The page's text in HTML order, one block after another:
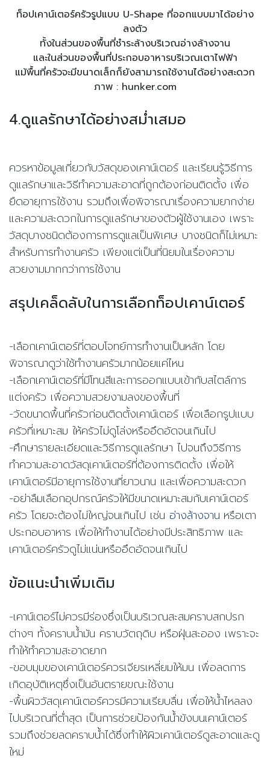
ท็อปเคาน์เตอร์ครัวรูปแบบ U-Shape ที่ออกแบบมาได้อย่าง
ลงตัว
ทั้งในส่วนของพื้นที่ชำระล้างบริเวณอ่างล้างจาน
และในส่วนของพื้นที่ประกอบอาหารบริเวณเตาไฟฟ้า
แม้พื้นที่ครัวจะมีขนาดเล็กก็ยังสามารถใช้งานได้อย่างสะดวก
ภาพ : hunker.com
4.ดูแลรักษาได้อย่างสม่ำเสมอ
ควรหาข้อมูลเกี่ยวกับวัสดุของเคาน์เตอร์ และเรียนรู้วิธีการ
ดูแลรักษาและวิธีทำความสะอาดที่ถูกต้องก่อนติดตั้ง เพื่อ
ยืดอายุการใช้งาน รวมถึงเพื่อพิจารณาเรื่องความยากง่าย
และความสะดวกในการดูแลรักษาของตัวผู้ใช้งานเอง เพราะ
วัสดุบางชนิดต้องการการดูแลเป็นพิเศษ บางชนิดก็ไม่เหมาะ
สำหรับการทำงานครัว เพียงแต่เป็นที่นิยมในเรื่องความ
สวยงามมากกว่าการใช้งาน
สรุปเคล็ดลับในการเลือกท็อปเคาน์เตอร์
-เลือกเคาน์เตอร์ที่ตอบโจทย์การทำงานเป็นหลัก โดย
พิจารณาดูว่าใช้ทำงานครัวมากน้อยแค่ไหน
-เลือกเคาน์เตอร์ที่มีโทนสีและการออกแบบเข้ากับสไตล์การ
แต่งครัว เพื่อความสวยงามลงของพื้นที่
-วัดขนาดพื้นที่ครัวก่อนติดตั้งเคาน์เตอร์ เพื่อเลือกรูปแบบ
ครัวที่เหมาะสม ให้ครัวไม่ดูโล่งหรืออึดอัดจนเกินไป
-ศึกษารายละเอียดและวิธีการดูแลรักษา ไปจนถึงวิธีการ
ทำความสะอาดวัสดุเคาน์เตอร์ที่ต้องการติดตั้ง เพื่อให้
เคาน์เตอร์มีอายุการใช้งานที่ยาวนาน และเพื่อความสะดวก
-อย่าลืมเลือกอุปกรณ์ครัวให้มีขนาดเหมาะสมกับเคาน์เตอร์
ครัว โดยจะต้องไม่ใหญ่จนเกินไป เช่น อ่างล้างจาน หรือเตา
ประกอบอาหาร เพื่อให้ทำงานได้อย่างมีประสิทธิภาพ และ
เคาน์เตอร์ครัวดูไม่แน่นหรืออึดอัดจนเกินไป
ข้อแนะนำเพิ่มเติม
-เคาน์เตอร์ไม่ควรมีร่องซึ่งเป็นบริเวณสะสมคราบสกปรก
ต่างๆ ทั้งคราบน้ำมัน คราบวัตถุดิบ หรือฝุ่นสะออง เพราะจะ
ทำให้ทำความสะอาดยาก
-ขอบมุมของเคาน์เตอร์ควรเจียรเหลี่ยมให้มน เพื่อลดการ
เกิดอุบัติเหตุซึ่งเป็นอันตรายขณะใช้งาน
-พื้นผิววัสดุเคาน์เตอร์ควรมีความเรียบลื่น เพื่อให้น้ำไหลลง
ไปบริเวณที่ต่ำสุด เป็นการช่วยป้องกันน้ำขังบนเคาน์เตอร์
รวมถึงช่วยลดคราบน้ำได้ซึ่งทำให้ผิวเคาน์เตอร์ดูสะอาดและดู
ใหม่